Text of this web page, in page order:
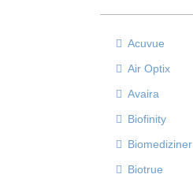
Acuvue
Air Optix
Avaira
Biofinity
Biomediziner
Biotrue